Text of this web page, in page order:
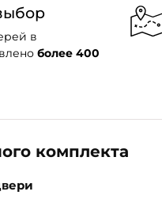
в
более 400
комплекта